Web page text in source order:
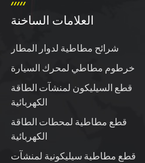
العلامات الساخنة
شرائح مطاطية لدوار المطار
خرطوم مطاطي لمحرك السيارة
قطع السيليكون لمنشآت الطاقة
الكهربائية
قطع مطاطية لمحطات الطاقة
الكهربائية
قطع مطاطية سيليكونية لمنشآت